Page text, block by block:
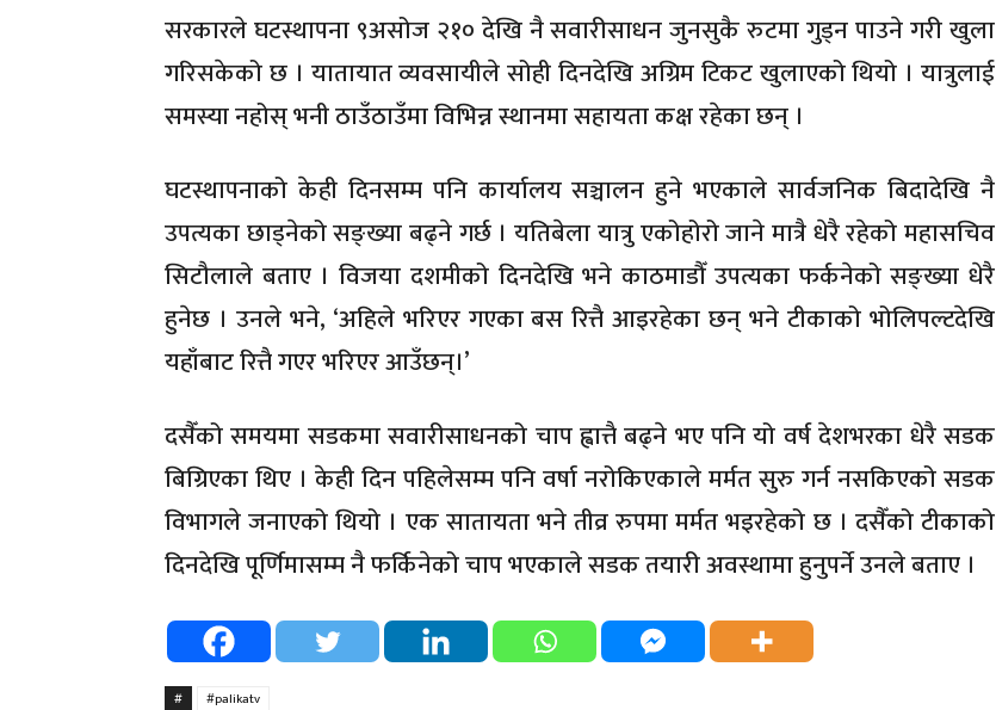
सरकारले घटस्थापना ९असोज २१० देखि नै सवारीसाधन जुनसुकै रुटमा गुड्न पाउने गरी खुला
गरिसकेको छ । यातायात व्यवसायीले सोही दिनदेखि अग्रिम टिकट खुलाएको थियो । यात्रुलाई
समस्या नहोस् भनी ठाउँठाउँमा विभिन्न स्थानमा सहायता कक्ष रहेका छन् ।
घटस्थापनाको केही दिनसम्म पनि कार्यालय सञ्चालन हुने भएकाले सार्वजनिक बिदादेखि नै
उपत्यका छाड्नेको सङ्ख्या बढ्ने गर्छ । यतिबेला यात्रु एकोहोरो जाने मात्रै धेरै रहेको महासचिव
सिटौलाले बताए । विजया दशमीको दिनदेखि भने काठमाडौँ उपत्यका फर्कनेको सङ्ख्या धेरै
हुनेछ । उनले भने, ‘अहिले भरिएर गएका बस रित्तै आइरहेका छन् भने टीकाको भोलिपल्टदेखि
यहाँबाट रित्तै गएर भरिएर आउँछन्।’
दसैँको समयमा सडकमा सवारीसाधनको चाप ह्वात्तै बढ्ने भए पनि यो वर्ष देशभरका धेरै सडक
बिग्रिएका थिए । केही दिन पहिलेसम्म पनि वर्षा नरोकिएकाले मर्मत सुरु गर्न नसकिएको सडक
विभागले जनाएको थियो । एक सातायता भने तीव्र रुपमा मर्मत भइरहेको छ । दसैँको टीकाको
दिनदेखि पूर्णिमासम्म नै फर्किनेको चाप भएकाले सडक तयारी अवस्थामा हुनुपर्ने उनले बताए ।
# #palikatv